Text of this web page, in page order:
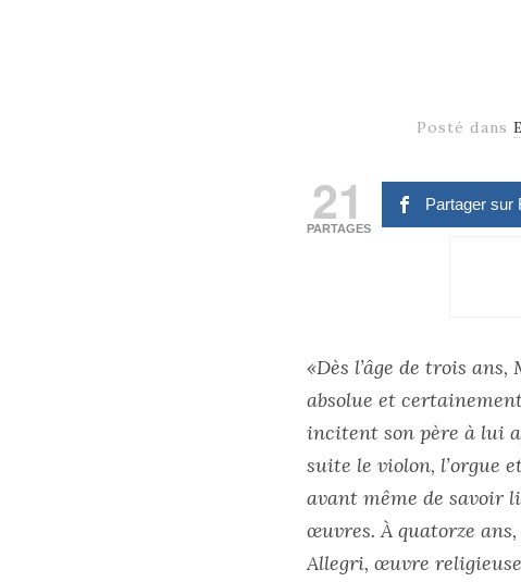
Posté dans
21
PARTAGES
Partager sur
«Dès l’âge de trois
absolue et
incitent son père à lui
suite le violon, l’orgue
avant même de savoir
œuvres. À quatorze
Allegri, œuvre